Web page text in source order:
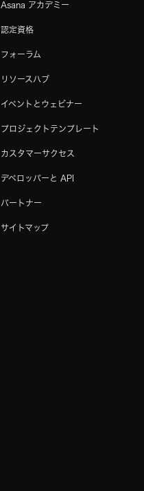
Asana アカデミー
認定資格
フォーラム
リソースハブ
イベントとウェビナー
プロジェクトテンプレート
カスタマーサクセス
デベロッパーと API
パートナー
サイトマップ